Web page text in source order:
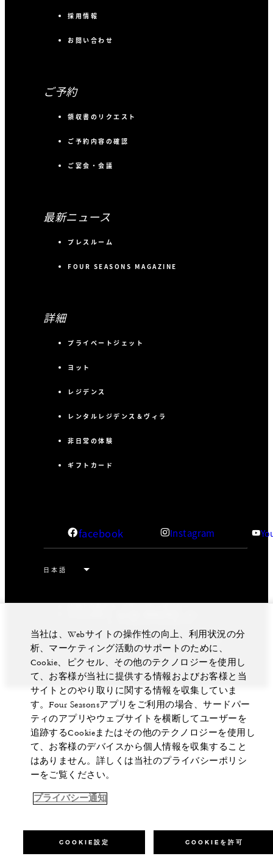
採用情報
お問い合わせ
ご予約
領収書のリクエスト
ご予約内容の確認
ご宴会・会議
最新ニュース
プレスルーム
FOUR SEASONS MAGAZINE
詳細
プライベートジェット
ヨット
レジデンス
レンタルレジデンス＆ヴィラ
非日常の体験
ギフトカード
facebook Instagram
©Four Seasons Hotels Limited 1997-2026. All Rights
Reserved.
当社は、Webサイトの操作性の向上、利用状況の分
析、マーケティング活動のサポートのために、
Cookie、ピクセル、その他のテクノロジーを使用し
て、お客様が当社に提供する情報およびお客様と当
サイトとのやり取りに関する情報を収集していま
す。Four Seasonsアプリをご利用の場合、サードパー
ティのアプリやウェブサイトを横断してユーザーを
追跡するCookieまたはその他のテクノロジーを使用し
て、お客様のデバイスから個人情報を収集すること
はありません。詳しくは当社のプライバシーポリシ
ーをご覧ください。
プライバシー通知
COOKIE設定 COOKIEを許可